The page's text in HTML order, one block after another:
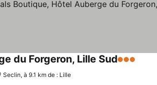
du Forgeron, Lille Sud3 Étoiles
Seclin, à 9.1 km de : Lille